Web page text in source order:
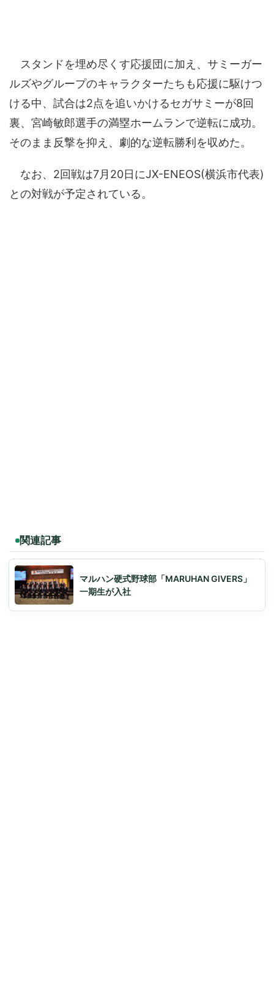
スタンドを埋め尽くす応援団に加え、サミーガー
ルズやグループのキャラクターたちも応援に駆けつ
ける中、試合は2点を追いかけるセガサミーが8回
裏、宮崎敏郎選手の満塁ホームランで逆転に成功。
そのまま反撃を抑え、劇的な逆転勝利を収めた。
なお、2回戦は7月20日にJX-ENEOS(横浜市代表)
との対戦が予定されている。
関連記事
マルハン硬式野球部「MARUHAN GIVERS」
一期生が入社